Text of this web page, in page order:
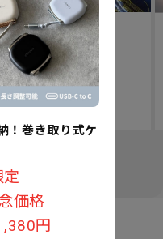
みについて
巻き取り式ケ
価格
円